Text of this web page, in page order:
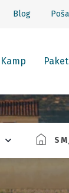
Blog
Kamp